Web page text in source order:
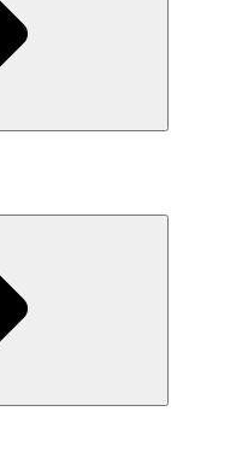
取り組み（日本）
り組み（米国/英語）
リー
報